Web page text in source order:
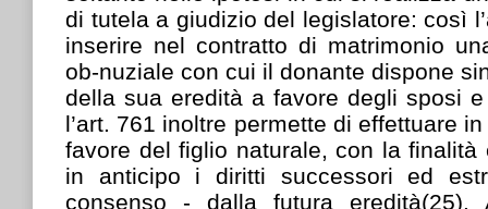
di tutela a giudizio del legislatore: così
inserire nel contratto di matrimonio
ob-nuziale con cui il donante dispone
della sua eredità a favore degli sposi
l’art. 761 inoltre permette di effettuare
favore del figlio naturale, con la finalità
in anticipo i diritti successori ed
consenso - dalla futura eredità(25).